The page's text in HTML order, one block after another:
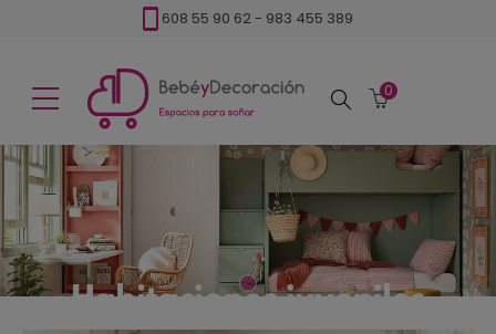
608 55 90 62 - 983 455 389
Buscar
0